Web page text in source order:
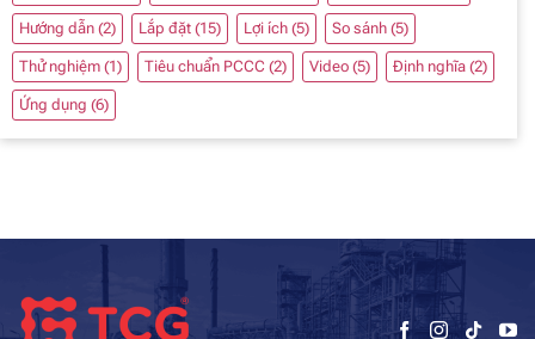
Hướng dẫn (2) Lắp đặt (15) Lợi ích (5) So sánh (5)
Thử nghiệm (1) Tiêu chuẩn PCCC (2) Video (5) Định nghĩa (2)
Ứng dụng (6)